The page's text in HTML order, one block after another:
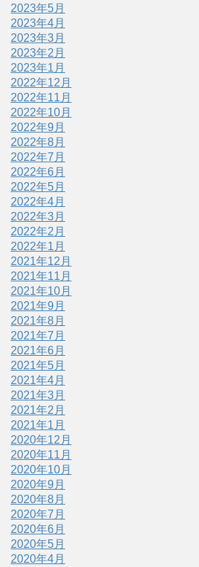
2023年5月
2023年4月
2023年3月
2023年2月
2023年1月
2022年12月
2022年11月
2022年10月
2022年9月
2022年8月
2022年7月
2022年6月
2022年5月
2022年4月
2022年3月
2022年2月
2022年1月
2021年12月
2021年11月
2021年10月
2021年9月
2021年8月
2021年7月
2021年6月
2021年5月
2021年4月
2021年3月
2021年2月
2021年1月
2020年12月
2020年11月
2020年10月
2020年9月
2020年8月
2020年7月
2020年6月
2020年5月
2020年4月